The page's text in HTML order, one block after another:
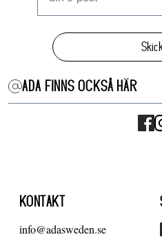
ADA FINNS OCKSÅ HÄR
KONTAKT
info@adasweden.se